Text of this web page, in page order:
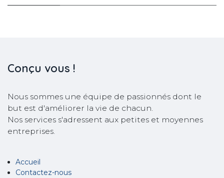
Conçu vous !
Nous sommes une équipe de passionnés dont le
but est d'améliorer la vie de chacun.
Nos services s'adressent aux petites et moyennes
entreprises.
Accueil
Contactez-nous